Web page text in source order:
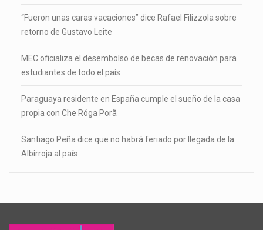
“Fueron unas caras vacaciones” dice Rafael Filizzola sobre
retorno de Gustavo Leite
MEC oficializa el desembolso de becas de renovación para
estudiantes de todo el país
Paraguaya residente en España cumple el sueño de la casa
propia con Che Róga Porã
Santiago Peña dice que no habrá feriado por llegada de la
Albirroja al país